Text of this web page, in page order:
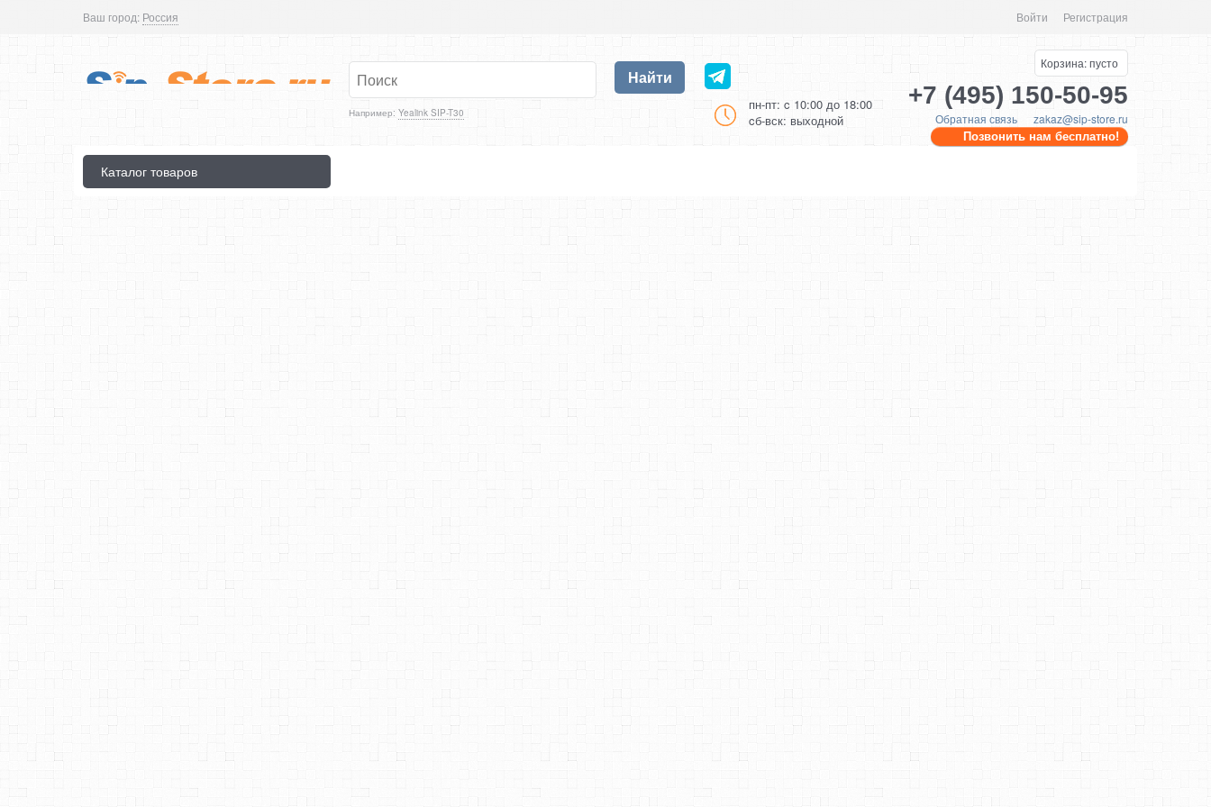
Ваш город: Россия Войти Регистрация
Например: Yealink SIP-T30
Найти
пн-пт: c 10:00 до 18:00
cб-вск: выходной
Корзина:пусто
+7 (495) 150-50-95
Обратная связь zakaz@sip-store.ru
Позвонить нам бесплатно!
Каталог товаров